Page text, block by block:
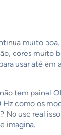
muito boa.
cores muito
usar até em
tem painel
Hz como os
No uso real
imagina.